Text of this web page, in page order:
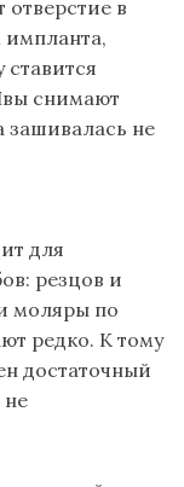
отверстие в
импланта,
ставится
снимают
зашивалась не
для
резцов и
моляры по
редко. К тому
достаточный
не